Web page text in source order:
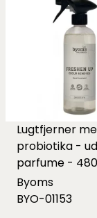
Lugtfjerner
probiotika -
parfume -
Byoms
BYO-01153